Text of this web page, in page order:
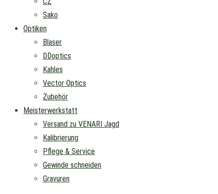
Sako
Optiken
Blaser
DDoptics
Kahles
Vector Optics
Zubehör
Meisterwerkstatt
Versand zu VENARI Jagd
Kalibrierung
Pflege & Service
Gewinde schneiden
Gravuren